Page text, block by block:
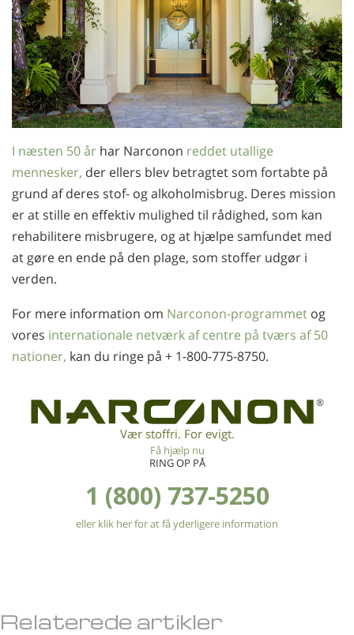
I næsten 50 år har Narconon reddet utallige
mennesker, der ellers blev betragtet som fortabte på
grund af deres stof- og alkoholmisbrug. Deres mission
er at stille en effektiv mulighed til rådighed, som kan
rehabilitere misbrugere, og at hjælpe samfundet med
at gøre en ende på den plage, som stoffer udgør i
verden.
For mere information om Narconon-programmet og
vores internationale netværk af centre på tværs af 50
nationer, kan du ringe på + 1-800-775-8750.
®
Vær stoffri. For evigt.
Få hjælp nu
RING OP PÅ
1 (800) 737-5250
eller klik her for at få yderligere information
Relaterede artikler